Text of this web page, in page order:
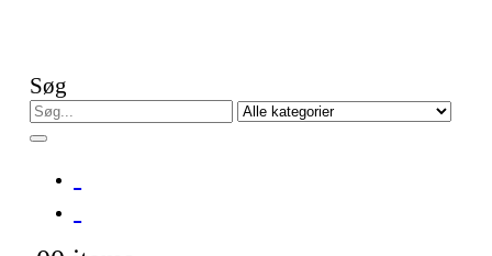
Søg